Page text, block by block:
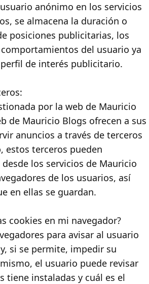
anónimo en los servicios
se almacena la duración o
posiciones publicitarias, los
del usuario ya
de interés publicitario.
por la web de Mauricio
de Mauricio Blogs ofrecen a sus
anuncios a través de terceros
estos terceros pueden
los servicios de Mauricio
de los usuarios, así
en ellas se guardan.
cookies en mi navegador?
para avisar al usuario
si se permite, impedir su
el usuario puede revisar
tiene instaladas y cuál es el